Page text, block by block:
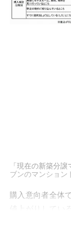
「現在の新築分
ブンのマンション
購入意向者全体
値上がりしてい